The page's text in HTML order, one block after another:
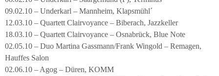
09.02.10 – Underkarl – Mannheim, Klapsmühl´
12.03.10 – Quartett Clairvoyance – Biberach, Jazzkeller
18.03.10 – Quartett Clairvoyance – Osnabrück, Blue Note
02.05.10 – Duo Martina Gassmann/Frank Wingold – Remagen,
Hauffes Salon
02.06.10 – Agog – Düren, KOMM